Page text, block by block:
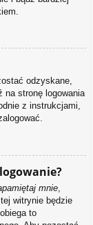
odzyskane,
na stronę logowania
z instrukcjami,
mnie
witrynie będzie
to